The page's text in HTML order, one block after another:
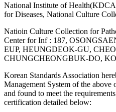
National Institute of
for Diseases, National Culture
Natioin Culture Collection for
Center for Inf : 187,
EUP, HEUNGDEOK-GU,
CHUNGCHEONGBUK-DO,
Korean Standards Association
Management System of the above
and found to meet the
certification detailed below: